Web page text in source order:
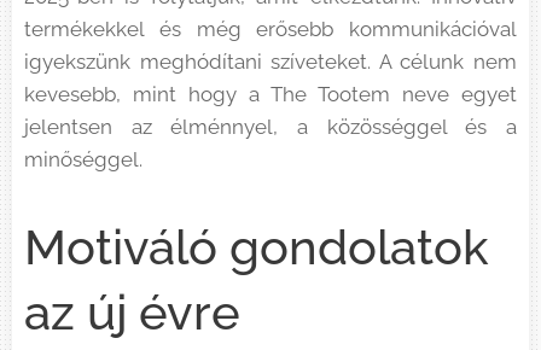
termékekkel és még erősebb kommunikációval
igyekszünk meghódítani szíveteket. A célunk nem
kevesebb, mint hogy a The Tootem neve egyet
jelentsen az élménnyel, a közösséggel és a
minőséggel.
Motiváló gondolatok
az új évre